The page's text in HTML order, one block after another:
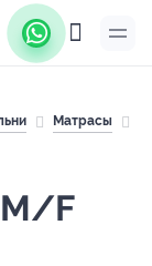
Матрасы
M/F